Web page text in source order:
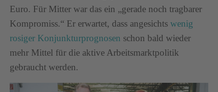
Euro. Für Mitter war das ein „gerade noch tragbarer
Kompromiss.“ Er erwartet, dass angesichts wenig
rosiger Konjunkturprognosen schon bald wieder
mehr Mittel für die aktive Arbeitsmarktpolitik
gebraucht werden.